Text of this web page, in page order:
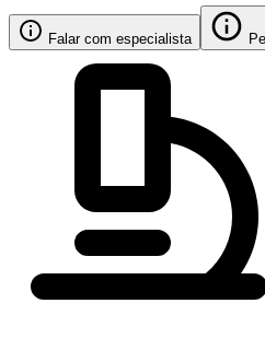
Falar com especialista